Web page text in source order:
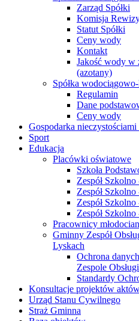
Zarząd Spółki
Komisja
Statut Spółki
Ceny wody
Kontakt
Jakość wody w
(azotany)
Spółka
Regulamin
Dane
Ceny wody
Gospodarka nieczystościami
Sport
Edukacja
Placówki oświatowe
Szkoła
Zespół
Zespół
Zespół
Zespół
Pracownicy
Gminny Zespół
Lyskach
Ochrona
Zespole
Standardy
Konsultacje projektów
Urząd Stanu Cywilnego
Straż Gminna